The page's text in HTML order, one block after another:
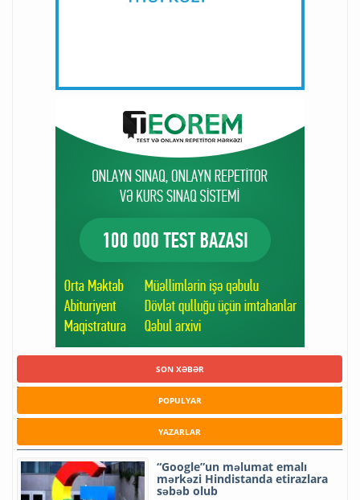
SON XƏBƏR
POPULYAR
YAZARLAR
“Google”un məlumat emalı
mərkəzi Hindistanda etirazlara
səbəb olub